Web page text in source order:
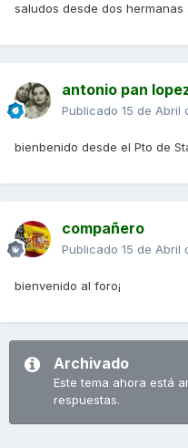
saludos desde dos hermanas
antonio pan
Publicado 15 de Abril
bienbenido desde el Pto de
compañero
Publicado 15 de Abril
bienvenido al foro¡
Archivado
Este tema ahora está
respuestas.